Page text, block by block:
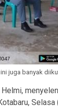
juga banyak
Helmi,